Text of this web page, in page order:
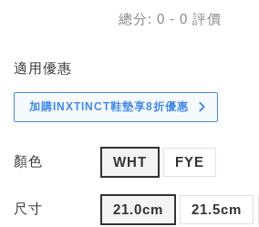
總分: 0 - 0 評價
適用優惠
加購INXTINCT鞋墊享8折優惠
顏色 WHT FYE
尺寸 21.0cm 21.5cm